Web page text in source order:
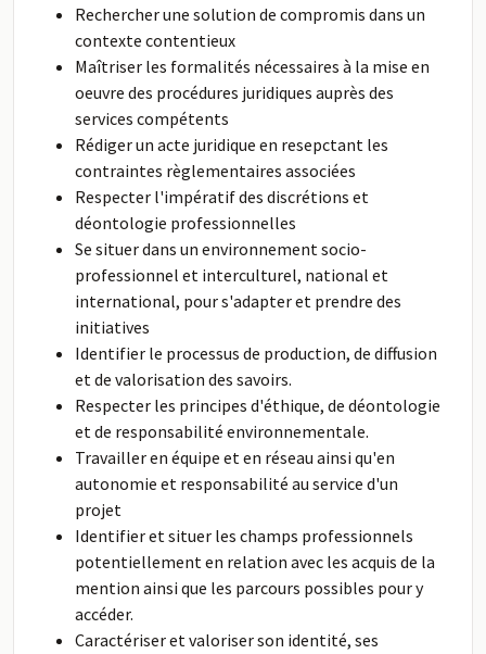
Rechercher une solution de compromis dans un
contexte contentieux
Maîtriser les formalités nécessaires à la mise en
oeuvre des procédures juridiques auprès des
services compétents
Rédiger un acte juridique en resepctant les
contraintes règlementaires associées
Respecter l'impératif des discrétions et
déontologie professionnelles
Se situer dans un environnement socio-
professionnel et interculturel, national et
international, pour s'adapter et prendre des
initiatives
Identifier le processus de production, de diffusion
et de valorisation des savoirs.
Respecter les principes d'éthique, de déontologie
et de responsabilité environnementale.
Travailler en équipe et en réseau ainsi qu'en
autonomie et responsabilité au service d'un
projet
Identifier et situer les champs professionnels
potentiellement en relation avec les acquis de la
mention ainsi que les parcours possibles pour y
accéder.
Caractériser et valoriser son identité, ses